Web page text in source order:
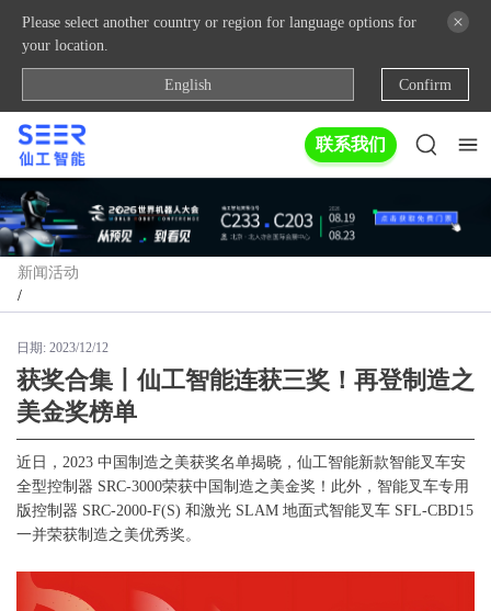
Please select another country or region for language options for
your location.
English Confirm
联系我们
新闻活动
/
日期: 2023/12/12
获奖合集丨仙工智能连获三奖！再登制造之
美金奖榜单
近日，2023 中国制造之美获奖名单揭晓，仙工智能新款智能叉车安
全型控制器 SRC-3000荣获中国制造之美金奖！此外，智能叉车专用
版控制器 SRC-2000-F(S) 和激光 SLAM 地面式智能叉车 SFL-CBD15
一并荣获制造之美优秀奖。